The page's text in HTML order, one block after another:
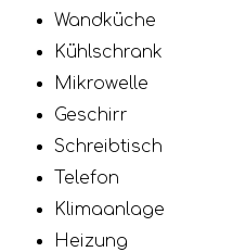
Wandküche
Kühlschrank
Mikrowelle
Geschirr
Schreibtisch
Telefon
Klimaanlage
Heizung